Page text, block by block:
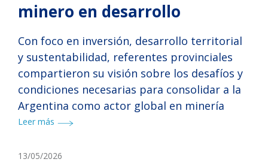
minero en desarrollo
Con foco en inversión, desarrollo territorial
y sustentabilidad, referentes provinciales
compartieron su visión sobre los desafíos y
condiciones necesarias para consolidar a la
Argentina como actor global en minería
Leer más
13/05/2026